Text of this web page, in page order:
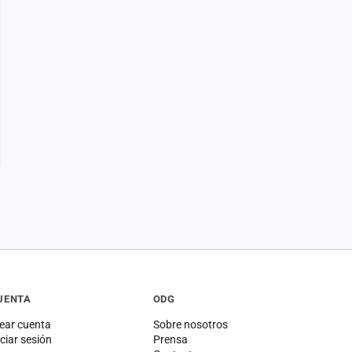
cuenta
sesión
ODG
Sobre nosotros
Prensa